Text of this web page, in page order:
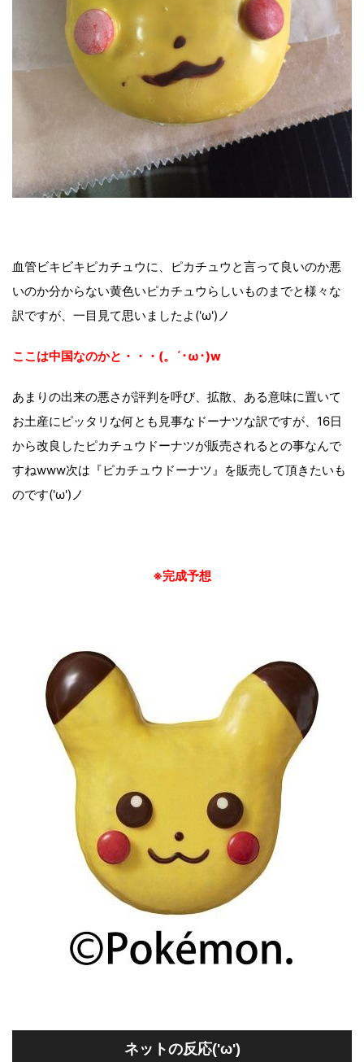
血管ビキビキピカチュウに、ピカチュウと言って良いのか悪
いのか分からない黄色いピカチュウらしいものまでと様々な
訳ですが、一目見て思いましたよ('ω')ノ
ここは中国なのかと・・・(。´･ω･)w
あまりの出来の悪さが評判を呼び、拡散、ある意味に置いて
お土産にピッタリな何とも見事なドーナツな訳ですが、16日
から改良したピカチュウドーナツが販売されるとの事なんで
すねwww次は『ピカチュウドーナツ』を販売して頂きたいも
のです('ω')ノ
※完成予想
ネットの反応('ω')